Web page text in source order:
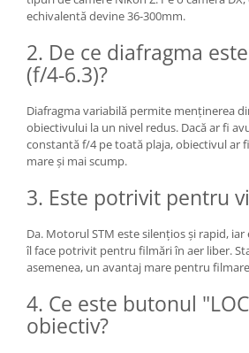
echivalentă devine 36-300mm.
2. De ce diafragma
(f/4-6.3)?
Diafragma variabilă permite menținerea
obiectivului la un nivel redus. Dacă ar fi
constantă f/4 pe toată plaja, obiectivul ar
mare și mai scump.
3. Este potrivit pentru
Da. Motorul STM este silențios și rapid,
îl face potrivit pentru filmări în aer liber.
asemenea, un avantaj mare pentru
4. Ce este butonul
obiectiv?